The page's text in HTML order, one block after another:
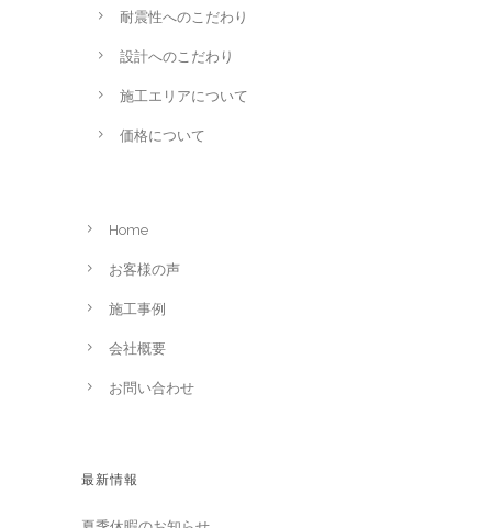
耐震性へのこだわり
設計へのこだわり
施工エリアについて
価格について
Home
お客様の声
施工事例
会社概要
お問い合わせ
最新情報